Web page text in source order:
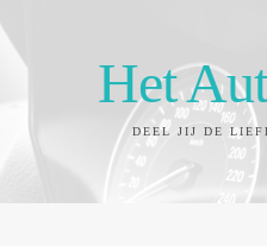
Het
DEEL JIJ DE